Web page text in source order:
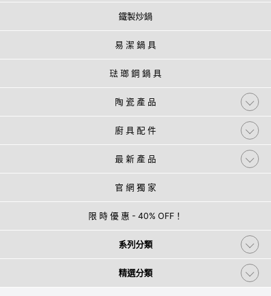
鐵製炒鍋
易 潔 鍋 具
琺 瑯 鋼 鍋 具
陶 瓷 產 品
廚 具 配 件
最 新 產 品
官 網 獨 家
限 時 優 惠 - 40% OFF！
系列分類
精選分類